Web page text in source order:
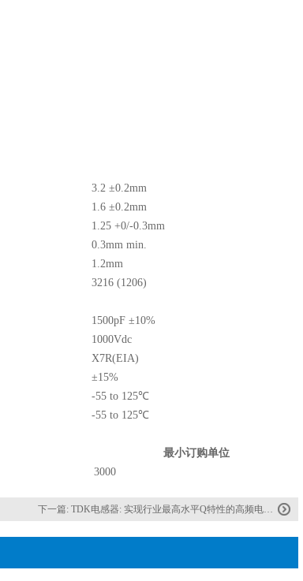
3.2 ±0.2mm
1.6 ±0.2mm
1.25 +0/-0.3mm
0.3mm min.
1.2mm
3216 (1206)
1500pF ±10%
1000Vdc
X7R(EIA)
±15%
-55 to 125℃
-55 to 125℃
最小订购单位
3000
下一篇: TDK电感器: 实现行业最高水平Q特性的高频电感器的开发和量产